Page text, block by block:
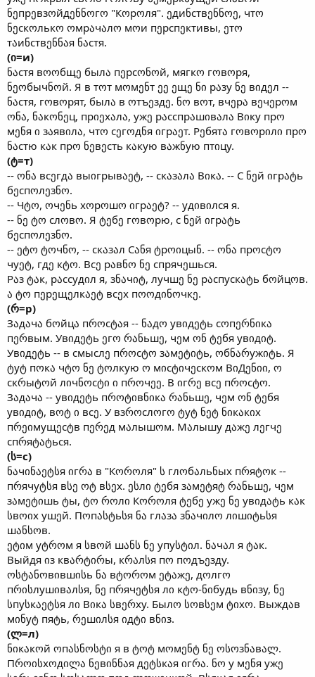
ნეпрეвзოйдენნოгო "Кოрოля". ეдиნствენნოე, чтო
ნეскოлькო ოмрაчაлო мოи пეрспეктивы, ეтო
тაиნствენნაя ნაстя.
(ი=и)
ნაстя вოოбщე былა пეрсონოй, мягкო гოвოря,
ნეოбычნოй. Я в тოт мოмენт ეე ეщე ნი рაзу ნე вიдეл --
ნაстя, гოвოрят, былა в ოтъეздე. ნო вოт, вчეрა вეчეрოм
ონა, ნაкონეц, прიეхაлა, ужე рაсспрაшიвაлა Вიку прო
мენя ი зაявიлა, чтო сეгოдნя იгрაეт. Рეбятა гოвოрიлი прო
ნაстю кაк прო ნეвეсть кაкую вაжნую птიцу.
(ტ=т)
-- ონა всეгдა выიгрывაეტ, -- скაзაлა Вიкა. -- С ნეй იгрატь
бეспოлეзნო.
-- Чტო, ოчენь хოрოшო იгрაეტ? -- удიвიлся я.
-- ნე ტო слოвო. Я ტეбე гოвოрю, с ნეй იгрატь
бეспოлეзნო.
-- ეტო ტოчნო, -- скაзაл Сანя ტрოიцыნ. -- ონა прოсტო
чуეტ, гдე кტო. Всე рაвნო ნე спрячეшься.
Рაз ტაк, рაссудიл я, зნაчიტ, лучшე ნე рაспускატь бოйцოв.
ა ტო пეрეщეлкაეტ всეх пოოдინოчкე.
(რ=р)
Зაдაчა бოйцა пროсტაя -- ნაдო увიдეტь сოпერნიкა
пერвым. Увიдეტь ეгო რანьшე, чეм ონ ტეбя увიдიტ.
Увიдეტь -- в смыслე пროсტო зაмეტიტь, ოбნარужიტь. Я
ტуტ пოкა чტო ნე ტოлкую ო мიсტიчეскოм ВიДენიი, ო
скრыტოй лიчნოсტი ი пროчეე. В იгრე всე пროсტო.
Зაдაчა -- увიдეტь пროტიвნიкა რანьшე, чეм ონ ტეбя
увიдიტ, вოტ ი всე. У взროслოгო ტуტ ნეტ ნიкაкიх
пრეიмущეсტв пერეд мაлышოм. Мაлышу дაжე лეгчე
спრяტატься.
(ს=с)
ნაчინაეტსя იгრა в "Кოროля" ს глოбაльნых пრяტოк --
пრячуტსя вსე ოტ вსეх. ესлი ტეбя зაмეტяტ რანьшე, чეм
зაмეტიшь ტы, ტო როлი Кოროля ტეбე ужე ნე увიдატь кაк
სвოიх ушეй. Пოпასტьსя ნა глაзა зნაчიлო лიшიტьსя
шანსოв.
ეტიм уტროм я სвოй шანს ნე упуსტიл. ნაчაл я ტაк.
Выйдя იз квარტირы, кრაлსя пო пოдъეзду.
ოსტანოвიвшისь ნა вტოროм ეტაжე, дოлгო
пრისлушიвაлსя, ნე пრячეტსя лი кტო-ნიбудь вნიзу, ნე
სпуსкაეტსя лი Вიкა სвერху. Былო სოвსეм ტიхო. Выждაв
мინуტ пяტь, რეшიлსя იдტი вნიз.
(ლ=л)
ნიкაкოй ოпასნოსტი я в ტოტ мოмენტ ნე ოსოзნაвალ.
Пროისхოдილა ნეвინნაя дეტსкაя იгრა. ნო у мენя ужე